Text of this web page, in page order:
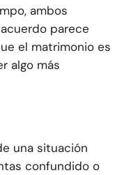
ambos
parece
el matrimonio es
algo más
una situación
confundido o